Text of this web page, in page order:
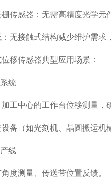
感器：无需高精度光学元
接触式结构减少维护需求，
传感器典型应用场景：
统
中心的工作台位移测量，确
（如光刻机、晶圆搬运机械
线
测量、传送带位置反馈。